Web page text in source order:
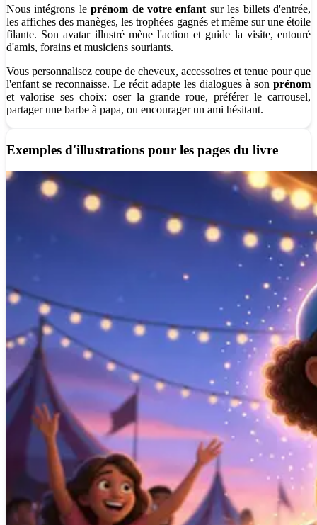
Nous intégrons leprénom de votre enfant sur les billets d'entrée,
les affiches des manèges, les trophées gagnés et même sur une étoile
filante. Son avatar illustré mène l'action et guide la visite, entouré
d'amis, forains et musiciens souriants.
Vous personnalisez coupe de cheveux, accessoires et tenue pour que
l'enfant se reconnaisse. Le récit adapte les dialogues à son prénom
et valorise ses choix: oser la grande roue, préférer le carrousel,
partager une barbe à papa, ou encourager un ami hésitant.
Exemples d'illustrations pour les pages du livre